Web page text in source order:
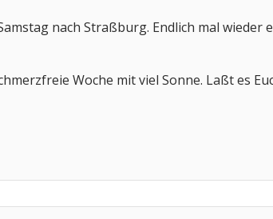
nach Straßburg. Endlich mal wieder
Woche mit viel Sonne. Laßt es